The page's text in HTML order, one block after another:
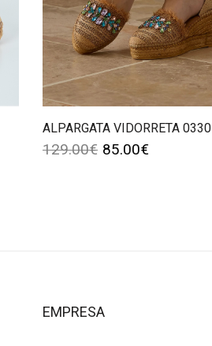
ALPARGATA VIDORRETA 0330
129.00€ 85.00€
EMPRESA